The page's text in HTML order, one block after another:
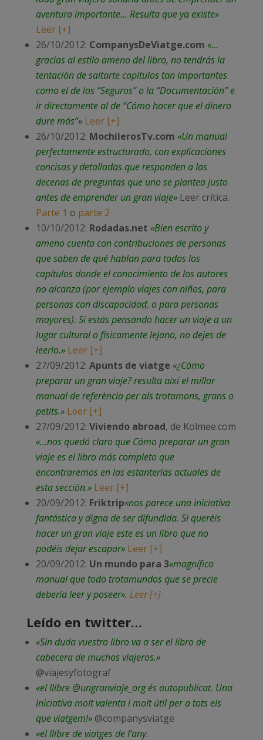
aventura importante… Resulta que ya existe»
Leer [+]
26/10/2012: CompanysDeViatge.com «…
gracias al estilo ameno del libro, no tendrás la
tentación de saltarte capítulos tan importantes
como el de los “Seguros” o la “Documentación” e
ir directamente al de “Cómo hacer que el dinero
dure más”» Leer [+]
26/10/2012: MochilerosTv.com «Un manual
perfectamente estructurado, con explicaciones
concisas y detalladas que responden a las
decenas de preguntas que uno se plantea justo
antes de emprender un gran viaje» Leer crítica.
Parte 1 o parte 2
10/10/2012: Rodadas.net «Bien escrito y
ameno cuenta con contribuciones de personas
que saben de qué hablan para todos los
capítulos donde el conocimiento de los autores
no alcanza (por ejemplo viajes con niños, para
personas con discapacidad, o para personas
mayores). Si estás pensando hacer un viaje a un
lugar cultural o físicamente lejano, no dejes de
leerlo.» Leer [+]
27/09/2012: Apunts de viatge «¿Cómo
preparar un gran viaje? resulta així el millor
manual de referència per als trotamons, grans o
petits.» Leer [+]
27/09/2012: Viviendo abroad, de Kolmee.com
«…nos quedó claro que Cómo preparar un gran
viaje es el libro más completo que
encontraremos en las estanterías actuales de
esta sección.»Leer [+]
20/09/2012: Friktrip«nos parece una iniciativa
fantástica y digna de ser difundida. Si queréis
hacer un gran viaje este es un libro que no
podéis dejar escapar»Leer [+]
20/09/2012: Un mundo para 3«magnífico
manual que todo trotamundos que se precie
debería leer y poseer». Leer [+]
Leído en twitter…
«Sin duda vuestro libro va a ser el libro de
cabecera de muchos viajeros.»
@viajesyfotograf
«el llibre @ungranviaje_org és autopublicat. Una
iniciativa molt valenta i molt útil per a tots els
que viatgem!» @companysviatge
«el llibre de viatges de l’any.